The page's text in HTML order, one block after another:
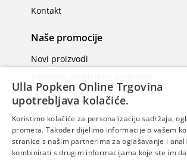
Kontakt
Naše promocije
Novi proizvodi
Moj račun
Moj račun
Narudžbe
Ulla Popken Online Trgovina
upotrebljava kolačiće.
Koristimo kolačiće za personalizaciju sadržaja,
prometa. Također dijelimo informacije o vašem
stranice s našim partnerima za oglašavanje i
kombinirati s drugim informacijama koje ste im